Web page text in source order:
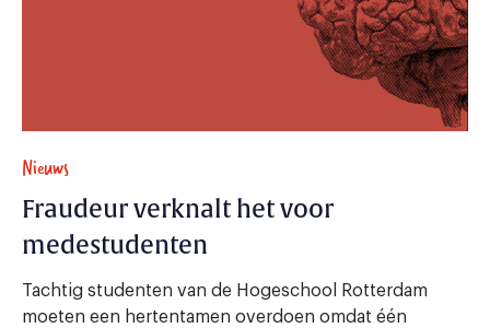
Nieuws
Fraudeur verknalt het voor
medestudenten
Tachtig studenten van de Hogeschool Rotterdam
moeten een hertentamen overdoen omdat één